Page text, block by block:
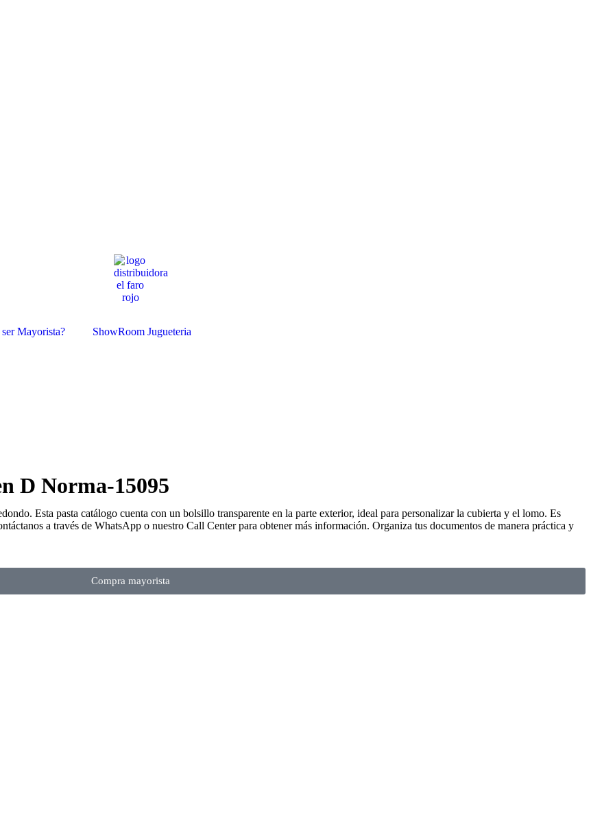
ser Mayorista? ShowRoom Jugueteria
D Norma-15095
Esta pasta catálogo cuenta con un bolsillo transparente en la parte exterior, ideal para personalizar la cubierta y el lomo. Es
a través de WhatsApp o nuestro Call Center para obtener más información. Organiza tus documentos de manera práctica y
Compra mayorista